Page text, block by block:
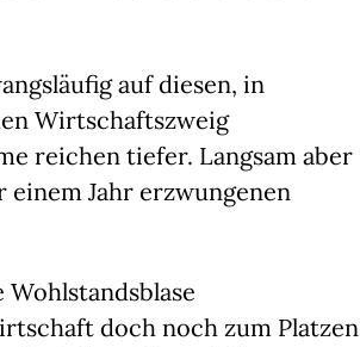
auf diesen, in
Wirtschaftszweig
reichen tiefer. Langsam aber
Jahr erzwungenen
doch noch zum Platzen